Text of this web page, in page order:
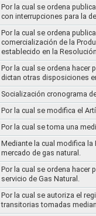
Por la cual se ordena
con interrupciones para la
Por la cual se ordena
comercialización de la
establecido en la Resolución
Por la cual se ordena hacer
dictan otras disposiciones
Socialización cronograma
Por la cual se modifica el
Por la cual se toma una
Mediante la cual modifica la
mercado de gas natural.
Por la cual se ordena hacer
servicio de Gas Natural.
Por la cual se autoriza el
transitorias tomadas